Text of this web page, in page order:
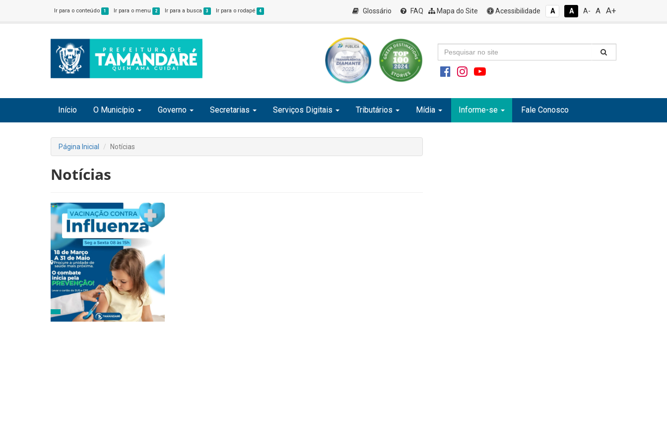
Ir para o conteúdo 1 Ir para o menu 2 Ir para a busca 3 Ir para o rodapé 4 Glossário FAQ Mapa do Site Acessibilidade A A A- A A+
Início O Município Governo Secretarias Serviços Digitais Tributários Mídia Informe-se Fale Conosco
Página Inicial Notícias
Notícias